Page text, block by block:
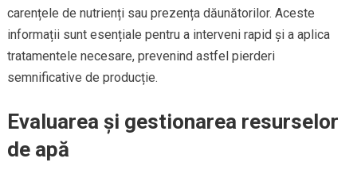
carențele de nutrienți sau prezența dăunătorilor. Aceste
informații sunt esențiale pentru a interveni rapid și a aplica
tratamentele necesare, prevenind astfel pierderi
semnificative de producție.
Evaluarea și gestionarea resurselor
de apă